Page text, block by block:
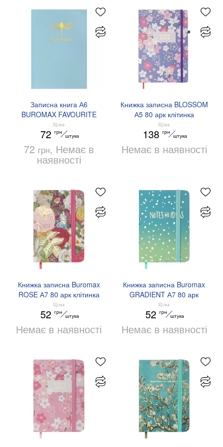
Записна книга А6
BUROMAX FAVOURITE
PASTEL BM.2420 96
аркушів у клітинку
Ціна
72 грн
штука
72 грн, Немає в
наявності
Книжка записна BLOSSOM
А5 80 арк клітинка
BM.255122-07
Ціна
138 грн
штука
Немає в наявності
Книжка записна Buromax
ROSE А7 80 арк клітинка
BM.257103-10
Ціна
52 грн
штука
Немає в наявності
Книжка записна Buromax
GRADIENT А7 80 арк
клітинка BM.257104-02
Ціна
52 грн
штука
Немає в наявності